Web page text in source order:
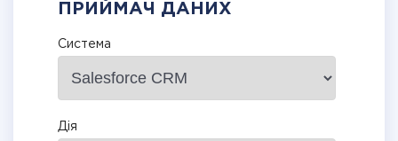
ПРИЙМАЧ ДАНИХ
Система
Дія